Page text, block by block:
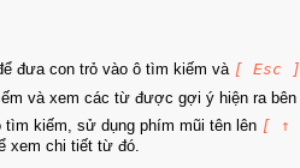
đưa con trỏ vào ô tìm kiếm và [ Esc ]
và xem các từ được gợi ý hiện ra bên
tìm kiếm, sử dụng phím mũi tên lên [ ↑
xem chi tiết từ đó.